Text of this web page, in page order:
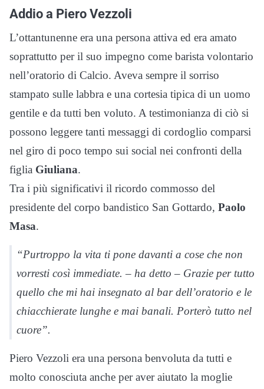
Addio a Piero Vezzoli
L’ottantunenne era una persona attiva ed era amato
soprattutto per il suo impegno come barista volontario
nell’oratorio di Calcio. Aveva sempre il sorriso
stampato sulle labbra e una cortesia tipica di un uomo
gentile e da tutti ben voluto. A testimonianza di ciò si
possono leggere tanti messaggi di cordoglio comparsi
nel giro di poco tempo sui social nei confronti della
figlia Giuliana.
Tra i più significativi il ricordo commosso del
presidente del corpo bandistico San Gottardo, Paolo
Masa.
“Purtroppo la vita ti pone davanti a cose che non
vorresti così immediate. – ha detto – Grazie per tutto
quello che mi hai insegnato al bar dell’oratorio e le
chiacchierate lunghe e mai banali. Porterò tutto nel
cuore”.
Piero Vezzoli era una persona benvoluta da tutti e
molto conosciuta anche per aver aiutato la moglie